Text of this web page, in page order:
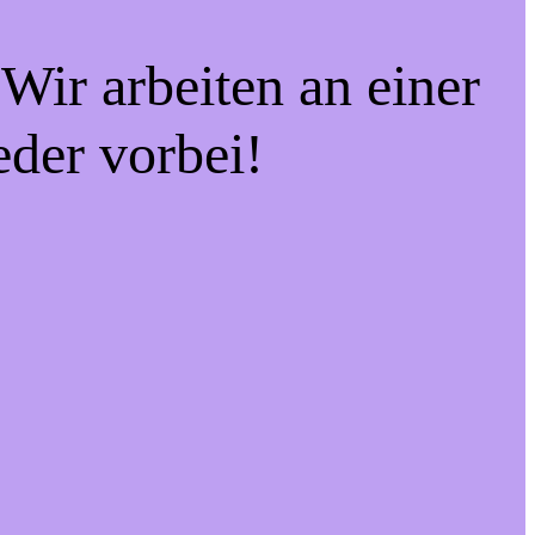
arbeiten an einer
vorbei!